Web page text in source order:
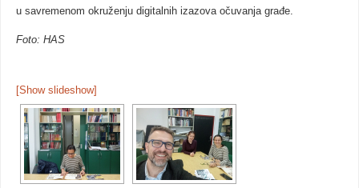
u savremenom okruženju digitalnih izazova očuvanja građe.
Foto: HAS
[Show slideshow]